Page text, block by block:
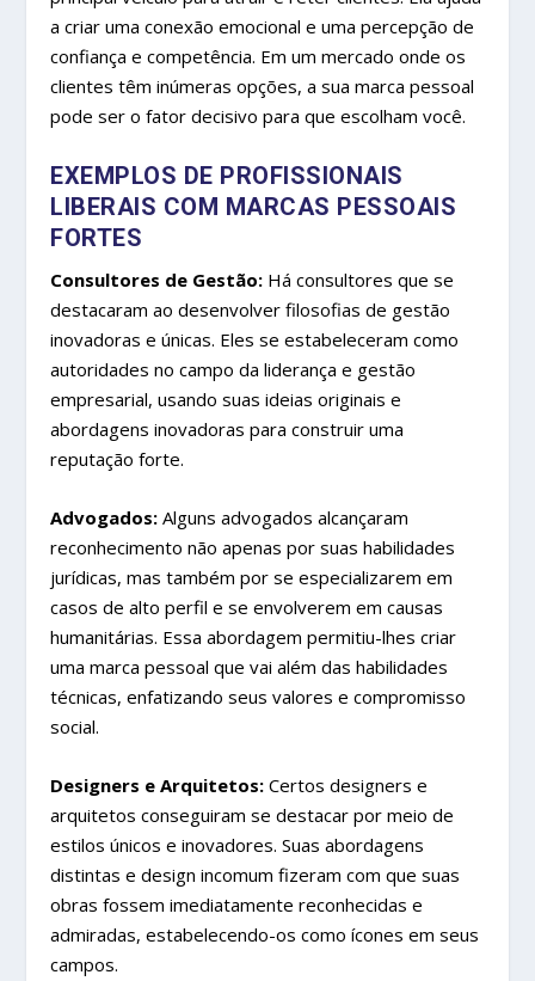
a criar uma conexão emocional e uma percepção de
confiança e competência. Em um mercado onde os
clientes têm inúmeras opções, a sua marca pessoal
pode ser o fator decisivo para que escolham você.
EXEMPLOS DE PROFISSIONAIS
LIBERAIS COM MARCAS PESSOAIS
FORTES
Consultores de Gestão: Há consultores que se
destacaram ao desenvolver filosofias de gestão
inovadoras e únicas. Eles se estabeleceram como
autoridades no campo da liderança e gestão
empresarial, usando suas ideias originais e
abordagens inovadoras para construir uma
reputação forte.
Advogados:Alguns advogados alcançaram
reconhecimento não apenas por suas habilidades
jurídicas, mas também por se especializarem em
casos de alto perfil e se envolverem em causas
humanitárias. Essa abordagem permitiu-lhes criar
uma marca pessoal que vai além das habilidades
técnicas, enfatizando seus valores e compromisso
social.
Designers e Arquitetos:Certos designers e
arquitetos conseguiram se destacar por meio de
estilos únicos e inovadores. Suas abordagens
distintas e design incomum fizeram com que suas
obras fossem imediatamente reconhecidas e
admiradas, estabelecendo-os como ícones em seus
campos.